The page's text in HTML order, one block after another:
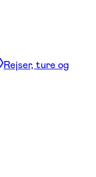
Rejser, ture og